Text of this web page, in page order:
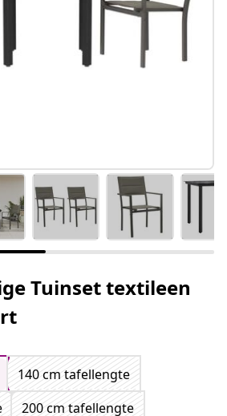
Tuinset textileen
140 cm tafellengte
200 cm tafellengte